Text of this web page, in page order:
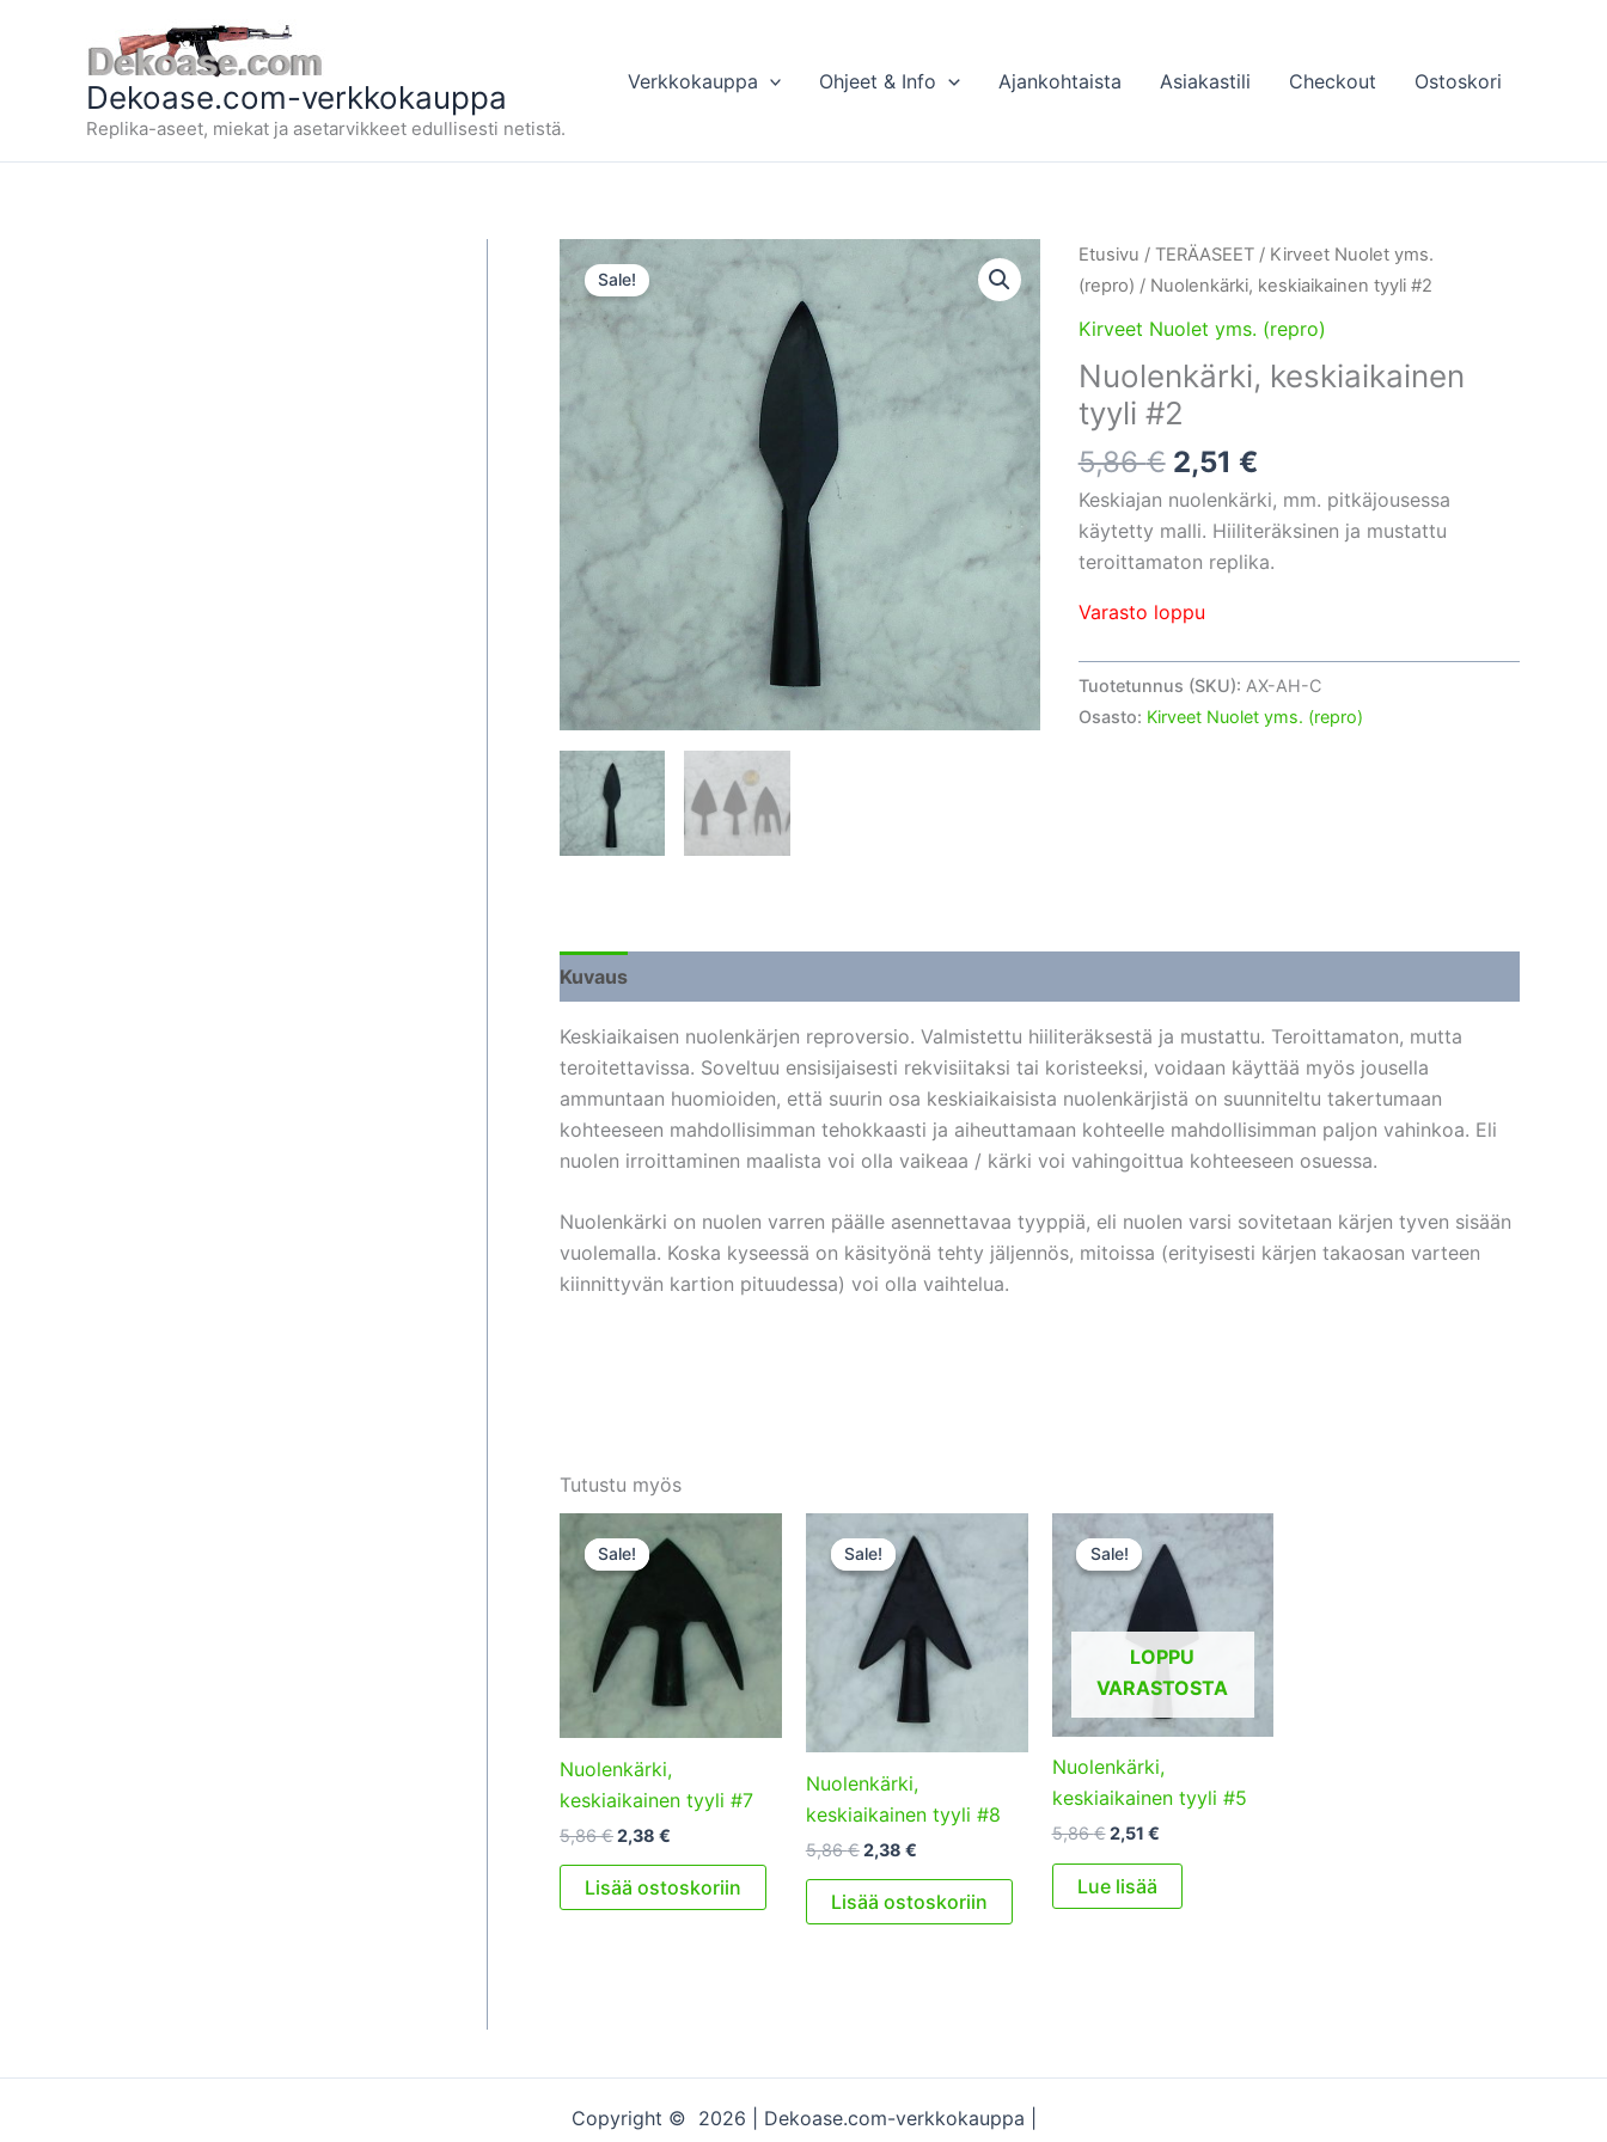
Dekoase.com-verkkokauppa
Replika-aseet, miekat ja asetarvikkeet edullisesti netistä.
Verkkokauppa Ohjeet & Info Ajankohtaista Asiakastili Checkout Ostoskori
Sale!
Etusivu / TERÄASEET/ Kirveet Nuolet yms.
(repro) / Nuolenkärki, keskiaikainen tyyli #2
Kirveet Nuolet yms. (repro)
Nuolenkärki, keskiaikainen
tyyli #2
5,86€ Alkuperäinen
hinta
oli:
5,86 €.
2,51 €Nykyinen
hinta
on:
2,51 €.
Keskiajan nuolenkärki, mm. pitkäjousessa
käytetty malli. Hiiliteräksinen ja mustattu
teroittamaton replika.
Varasto loppu
Tuotetunnus (SKU): AX-AH-C
Osasto: Kirveet Nuolet yms. (repro)
Kuvaus
Keskiaikaisen nuolenkärjen reproversio. Valmistettu hiiliteräksestä ja mustattu. Teroittamaton, mutta
teroitettavissa. Soveltuu ensisijaisesti rekvisiitaksi tai koristeeksi, voidaan käyttää myös jousella
ammuntaan huomioiden, että suurin osa keskiaikaisista nuolenkärjistä on suunniteltu takertumaan
kohteeseen mahdollisimman tehokkaasti ja aiheuttamaan kohteelle mahdollisimman paljon vahinkoa. Eli
nuolen irroittaminen maalista voi olla vaikeaa / kärki voi vahingoittua kohteeseen osuessa.
Nuolenkärki on nuolen varren päälle asennettavaa tyyppiä, eli nuolen varsi sovitetaan kärjen tyven sisään
vuolemalla. Koska kyseessä on käsityönä tehty jäljennös, mitoissa (erityisesti kärjen takaosan varteen
kiinnittyvän kartion pituudessa) voi olla vaihtelua.
Tutustu myös
Sale!
Sale!
Nuolenkärki,
keskiaikainen tyyli #7
5,86€Alkuperäinen
oli:
5,86 €.
2,38 €
on:
2,38 €.
Lisää ostoskoriin
Sale!
Sale!
Nuolenkärki,
keskiaikainen tyyli #8
5,86€Alkuperäinen
oli:
5,86 €.
2,38 €Nykyinen
on:
2,38 €.
Lisää ostoskoriin
Sale!
LOPPU
VARASTOSTA
Sale!
Nuolenkärki,
keskiaikainen tyyli #5
5,86€ Alkuperäinen
oli:
5,86 €.
2,51 €Nykyinen
Lue lisää
Copyright © 2026 | Dekoase.com-verkkokauppa |